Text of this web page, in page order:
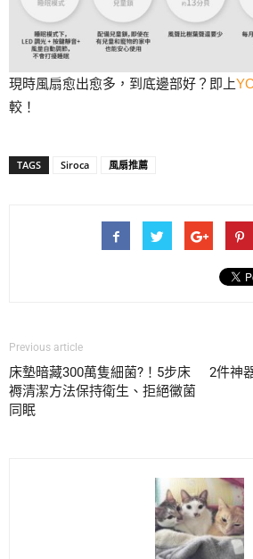
現時風扇愈出愈多，到底邊部好？即上
較！
TAGS Siroca 風扇推薦
Previous article
床墊暗藏300萬隻細菌?！5步床
褥清潔方法保持衛生、拒絕黴菌
同眠
2件神